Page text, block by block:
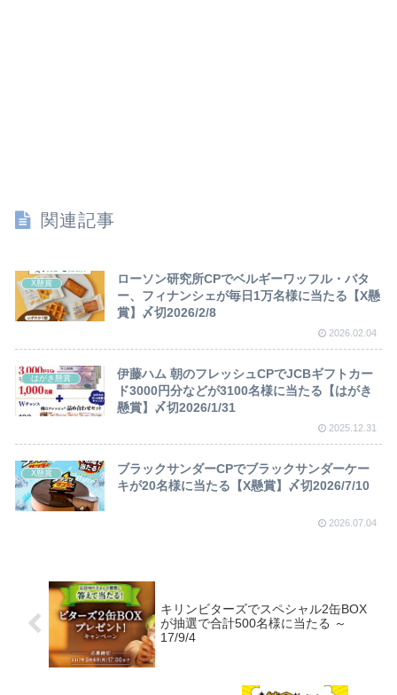
関連記事
X懸賞
ローソン研究所CPでベルギーワッフル・バタ
ー、フィナンシェが毎日1万名様に当たる【X懸
賞】〆切2026/2/8
2026.02.04
はがき懸賞
伊藤ハム 朝のフレッシュCPでJCBギフトカー
ド3000円分などが3100名様に当たる【はがき
懸賞】〆切2026/1/31
2025.12.31
X懸賞
ブラックサンダーCPでブラックサンダーケー
キが20名様に当たる【X懸賞】〆切2026/7/10
2026.07.04
キリンビターズでスペシャル2缶BOX
が抽選で合計500名様に当たる ～
17/9/4